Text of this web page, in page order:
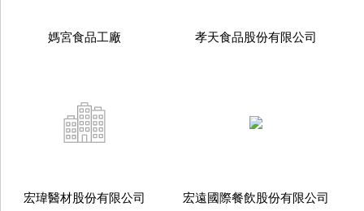
媽宮食品工廠 孝天食品股份有限公司
宏瑋醫材股份有限公司 宏遠國際餐飲股份有限公司